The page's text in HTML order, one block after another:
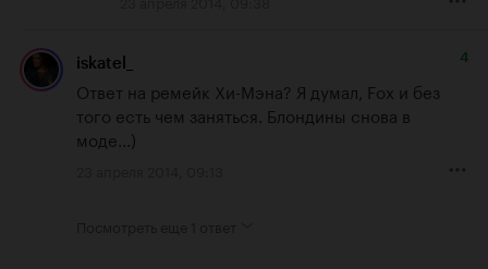
iskatel_ 4
Ответ на ремейк Хи-Мэна? Я думал, Fox и без
того есть чем заняться. Блондины снова в
моде...)